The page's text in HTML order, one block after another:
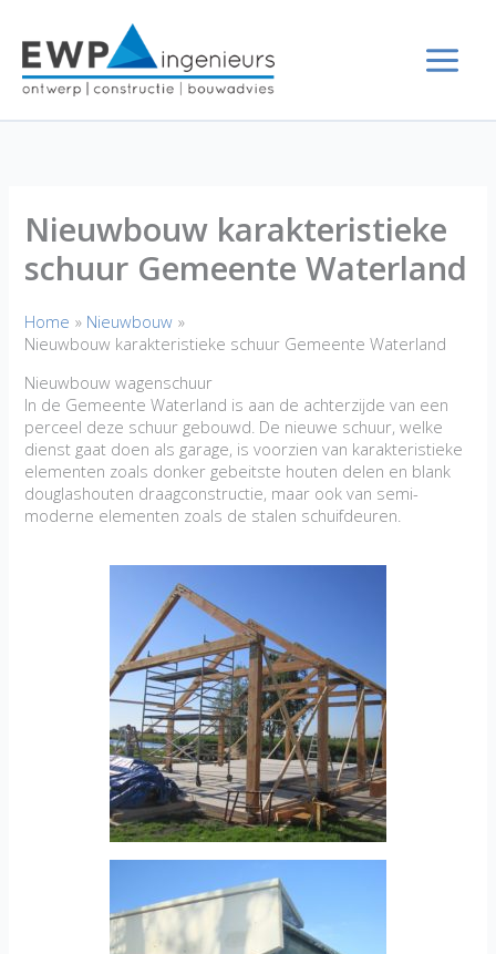
inhoud
Nieuwbouw karakteristieke
schuur Gemeente Waterland
Home
Nieuwbouw
Nieuwbouw karakteristieke schuur Gemeente Waterland
Nieuwbouw wagenschuur
In de Gemeente Waterland is aan de achterzijde van een
perceel deze schuur gebouwd. De nieuwe schuur, welke
dienst gaat doen als garage, is voorzien van karakteristieke
elementen zoals donker gebeitste houten delen en blank
douglashouten draagconstructie, maar ook van semi-
moderne elementen zoals de stalen schuifdeuren.